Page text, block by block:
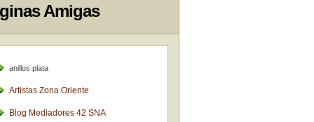
Amigas
anillos plata
Artistas Zona Oriente
Blog Mediadores 42 SNA